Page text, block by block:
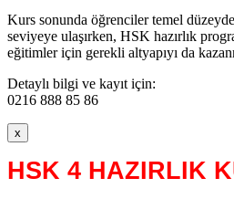
Kurs sonunda öğrenciler temel
seviyeye ulaşırken, HSK hazırlık
eğitimler için gerekli altyapıyı da
Detaylı bilgi ve kayıt için:
0216 888 85 86
x
HSK 4 HAZIRLIK